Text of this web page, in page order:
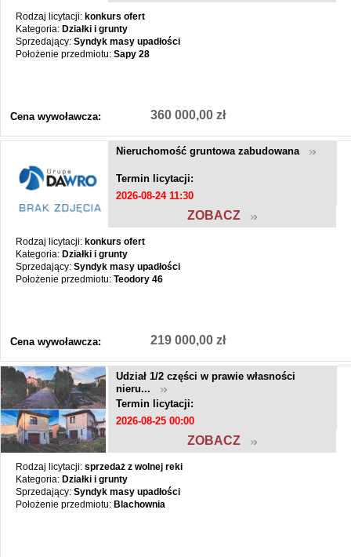
Rodzaj licytacji: konkurs ofert
Kategoria: Działki i grunty
Sprzedający: Syndyk masy upadłości
Położenie przedmiotu: Sapy 28
Cena wywoławcza: 360 000,00 zł
Nieruchomość gruntowa zabudowana
Termin licytacji:
2026-08-24 11:30
ZOBACZ
Rodzaj licytacji: konkurs ofert
Kategoria: Działki i grunty
Sprzedający: Syndyk masy upadłości
Położenie przedmiotu: Teodory 46
Cena wywoławcza: 219 000,00 zł
Udział 1/2 części w prawie własności
nieru...
Termin licytacji:
2026-08-25 00:00
ZOBACZ
Rodzaj licytacji: sprzedaż z wolnej reki
Kategoria: Działki i grunty
Sprzedający: Syndyk masy upadłości
Położenie przedmiotu: Blachownia